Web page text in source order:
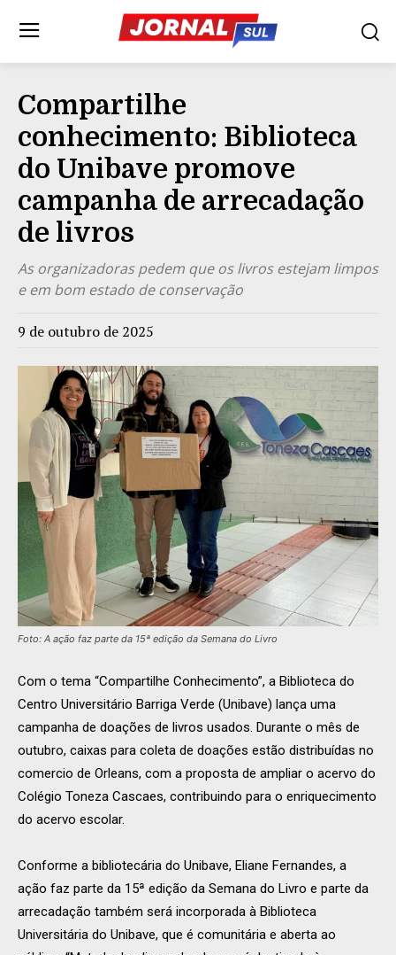
Compartilhe
conhecimento: Biblioteca
do Unibave promove
campanha de arrecadação
de livros
As organizadoras pedem que os livros estejam limpos
e em bom estado de conservação
9 de outubro de 2025
Foto: A ação faz parte da 15ª edição da Semana do Livro
Com o tema “Compartilhe Conhecimento”, a Biblioteca do
Centro Universitário Barriga Verde (Unibave) lança uma
campanha de doações de livros usados. Durante o mês de
outubro, caixas para coleta de doações estão distribuídas no
comercio de Orleans, com a proposta de ampliar o acervo do
Colégio Toneza Cascaes, contribuindo para o enriquecimento
do acervo escolar.
Conforme a bibliotecária do Unibave, Eliane Fernandes, a
ação faz parte da 15ª edição da Semana do Livro e parte da
arrecadação também será incorporada à Biblioteca
Universitária do Unibave, que é comunitária e aberta ao